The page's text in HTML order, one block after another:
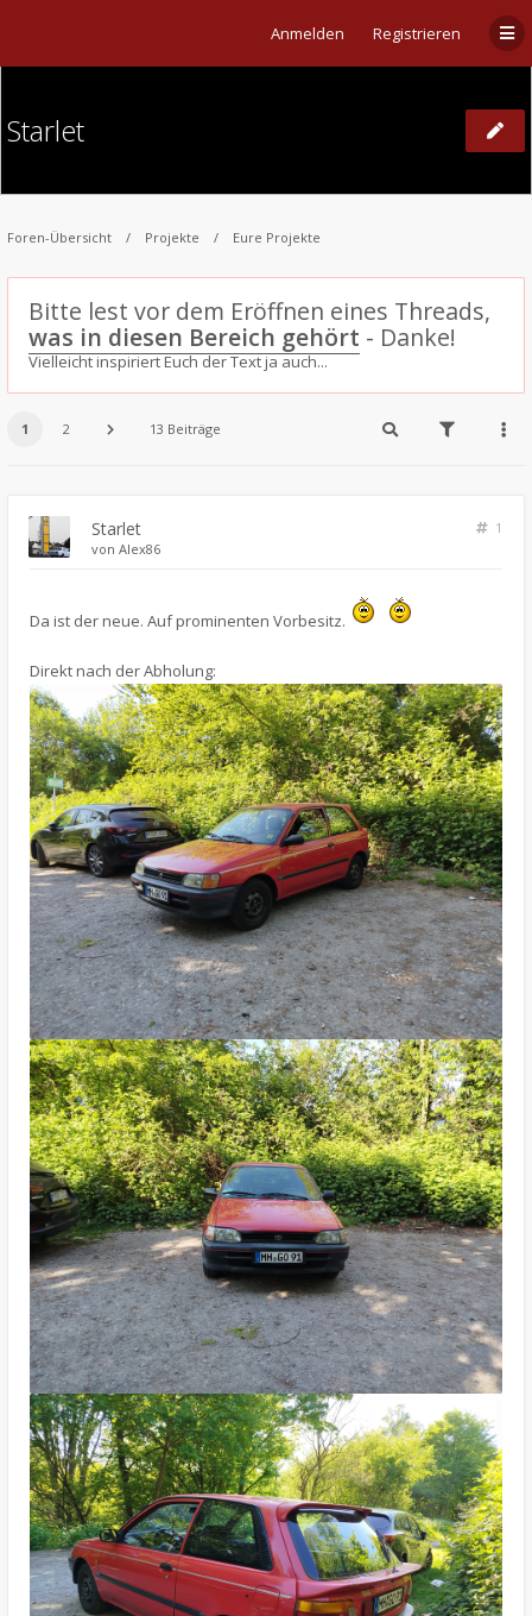
Anmelden Registrieren
Starlet
Foren-Übersicht Projekte Eure Projekte
Bitte lest vor dem Eröffnen eines Threads,
was in diesen Bereich gehört - Danke!
Vielleicht inspiriert Euch der Text ja auch...
1 2 13 Beiträge
Starlet
1
von Alex86
Da ist der neue. Auf prominenten Vorbesitz.
Direkt nach der Abholung: